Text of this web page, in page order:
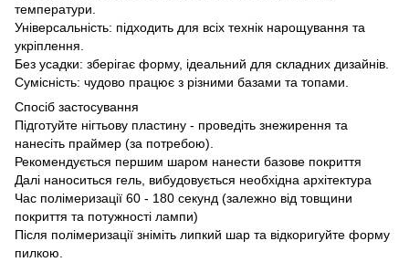
температури.
Універсальність: підходить для всіх технік нарощування та
укріплення.
Без усадки: зберігає форму, ідеальний для складних дизайнів.
Сумісність: чудово працює з різними базами та топами.
Спосіб застосування
Підготуйте нігтьову пластину - проведіть знежирення та
нанесіть праймер (за потребою).
Рекомендується першим шаром нанести базове покриття
Далі наноситься гель, вибудовується необхідна архітектура
Час полімеризації 60 - 180 секунд (залежно від товщини
покриття та потужності лампи)
Після полімеризації зніміть липкий шар та відкоригуйте форму
пилкою.